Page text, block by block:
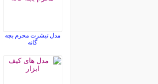
مدل تیشرت محرم بچه
گانه